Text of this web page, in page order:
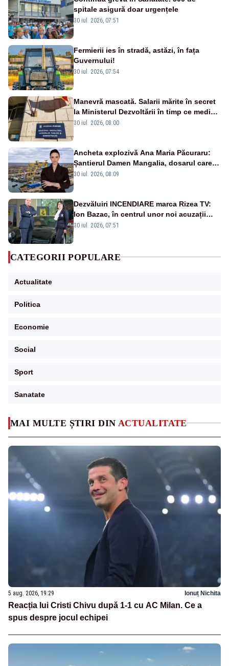
MAI MULTE ȘTIRI DIN ACTUALITATE
5 aug. 2026, 19:29 Ionuț Nichita
Reacția lui Cristi Chivu după 1-1 cu AC Milan. Ce a
spus despre jocul echipei
spitale asigură doar urgențele
30 iul. 2026, 07:51
Fermierii ies în stradă, astăzi, în fața
Guvernului!
30 iul. 2026, 07:54
Manevră mascată. Salarii mărite în secret
la Ministerul Dezvoltării în timp ce medicii
ies în stradă
30 iul. 2026, 08:00
Ancheta explozivă Ana Maria Păcuraru:
Șantierul Damen Mangalia, dosarul care
scufundă apărarea României
30 iul. 2026, 08:09
Dezvăluiri INCENDIARE marca Rizea TV:
Ion Bazac, în centrul unor noi acuzații
publice
30 iul. 2026, 07:51
CATEGORII POPULARE
Actualitate
Politica
Economie
Social
Sport
Sanatate